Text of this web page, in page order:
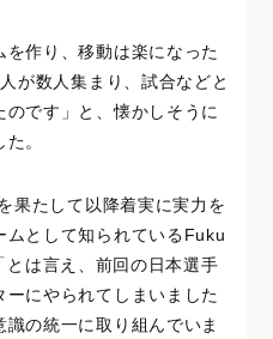
を作り、移動は楽になった
が数人集まり、試合などと
です」と、懐かしそうに
。
果たして以降着実に実力を
ムとして知られているFuku
は言え、前回の日本選手
にやられてしまいました
の統一に取り組んでいま